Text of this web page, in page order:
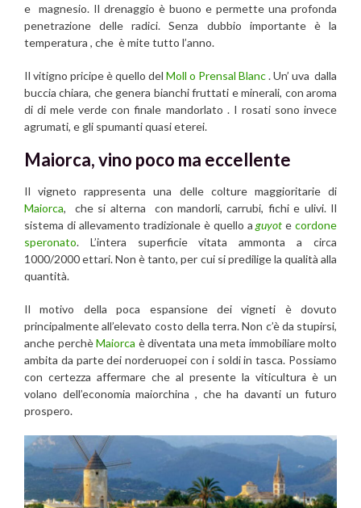
e magnesio. Il drenaggio è buono e permette una profonda
penetrazione delle radici. Senza dubbio importante è la
temperatura , che è mite tutto l’anno.
Il vitigno pricipe è quello del Moll o Prensal Blanc. Un’ uva dalla
buccia chiara, che genera bianchi fruttati e minerali, con aroma
didi mele verde con finale mandorlato . I rosati sono invece
agrumati, e gli spumanti quasi eterei.
Maiorca, vino poco ma eccellente
Il vigneto rappresenta una delle colture maggioritarie di
Maiorca, che si alterna con mandorli, carrubi, fichi e ulivi. Il
sistema di allevamento tradizionale è quello aguyot ecordone
speronato. L’intera superficie vitata ammonta a circa
1000/2000 ettari. Non è tanto, per cui si predilige la qualità alla
quantità.
Il motivo della poca espansione dei vigneti è dovuto
principalmente all’elevato costo della terra. Non c’è da stupirsi,
anche perchèMaiorca è diventata una meta immobiliare molto
ambita da parte dei norderuopei con i soldi in tasca. Possiamo
con certezza affermare che al presente la viticultura è un
volano dell’economia maiorchina , che ha davanti un futuro
prospero.